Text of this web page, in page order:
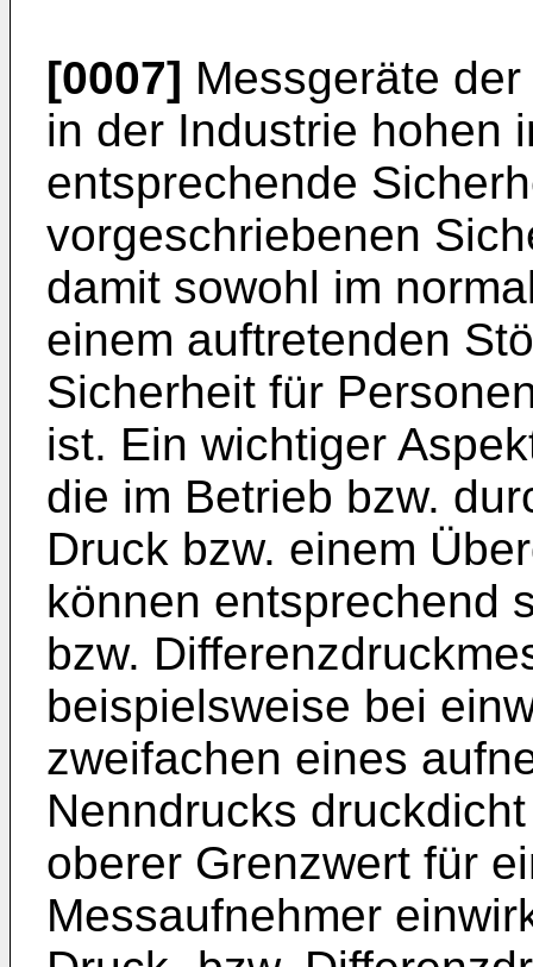
[0007] Messgeräte
in der Industrie hohen
entsprechende
vorgeschriebenen
damit sowohl im
einem auftretenden
Sicherheit für
ist. Ein wichtiger
die im Betrieb bzw.
Druck bzw. einem
können entsprechend
bzw.
beispielsweise bei
zweifachen eines
Nenndrucks
oberer Grenzwert für
Messaufnehmer